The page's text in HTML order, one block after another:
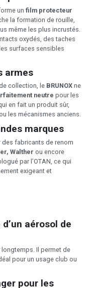
un film protecteur
la formation de rouille,
même les plus incrustés.
oxydés, des taches
surfaces sensibles
armes
collection, le BRUNOX ne
neutre pour les
en fait un produit sûr,
les mécanismes anciens.
marques
des fabricants de renom
Walther ou encore
par l’OTAN, ce qui
exigeant et
aérosol de
Il permet de
pour un usage club ou
pour les